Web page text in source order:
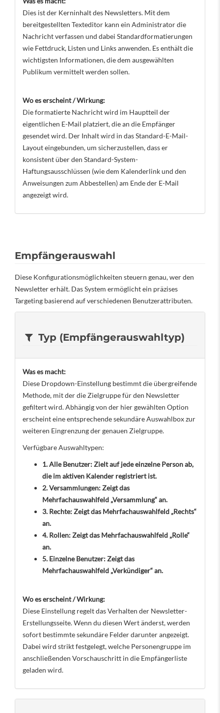
Dies ist der Kerninhalt des Newsletters. Mit dem
bereitgestellten Texteditor kann ein Administrator die
Nachricht verfassen und dabei Standardformatierungen
wie Fettdruck, Listen und Links anwenden. Es enthält die
wichtigsten Informationen, die dem ausgewählten
Publikum vermittelt werden sollen.
Wo es erscheint / Wirkung:
Die formatierte Nachricht wird im Hauptteil der
eigentlichen E-Mail platziert, die an die Empfänger
gesendet wird. Der Inhalt wird in das Standard-E-Mail-
Layout eingebunden, um sicherzustellen, dass er
konsistent über den Standard-System-
Haftungsausschlüssen (wie dem Kalenderlink und den
Anweisungen zum Abbestellen) am Ende der E-Mail
angezeigt wird.
Empfängerauswahl
Diese Konfigurationsmöglichkeiten steuern genau, wer den
Newsletter erhält. Das System ermöglicht ein präzises
Targeting basierend auf verschiedenen Benutzerattributen.
Typ (Empfängerauswahltyp)
Was es macht:
Diese Dropdown-Einstellung bestimmt die übergreifende
Methode, mit der die Zielgruppe für den Newsletter
gefiltert wird. Abhängig von der hier gewählten Option
erscheint eine entsprechende sekundäre Auswahlbox zur
weiteren Eingrenzung der genauen Zielgruppe.
Verfügbare Auswahltypen:
1. Alle Benutzer: Zielt auf jede einzelne Person ab,
die im aktiven Kalender registriert ist.
2. Versammlungen: Zeigt das
Mehrfachauswahlfeld „Versammlung“ an.
3. Rechte: Zeigt das Mehrfachauswahlfeld „Rechts“
an.
4. Rollen: Zeigt das Mehrfachauswahlfeld „Rolle“
an.
5. Einzelne Benutzer: Zeigt das
Mehrfachauswahlfeld „Verkündiger“ an.
Wo es erscheint / Wirkung:
Diese Einstellung regelt das Verhalten der Newsletter-
Erstellungsseite. Wenn du diesen Wert änderst, werden
sofort bestimmte sekundäre Felder darunter angezeigt.
Dabei wird strikt festgelegt, welche Personengruppe im
anschließenden Vorschauschritt in die Empfängerliste
geladen wird.